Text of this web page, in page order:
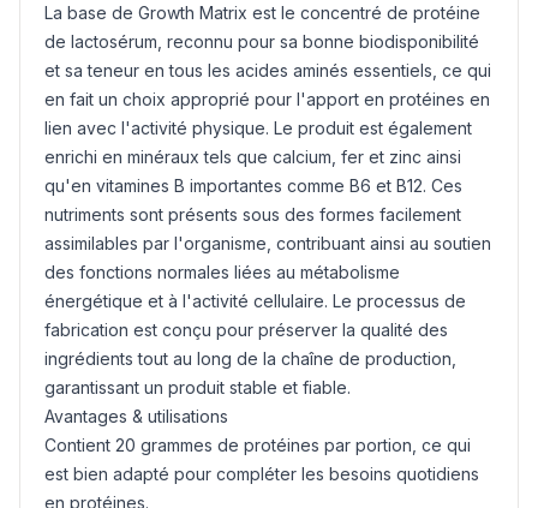
La base de Growth Matrix est le concentré de protéine
de lactosérum, reconnu pour sa bonne biodisponibilité
et sa teneur en tous les acides aminés essentiels, ce qui
en fait un choix approprié pour l'apport en protéines en
lien avec l'activité physique. Le produit est également
enrichi en minéraux tels que calcium, fer et zinc ainsi
qu'en vitamines B importantes comme B6 et B12. Ces
nutriments sont présents sous des formes facilement
assimilables par l'organisme, contribuant ainsi au soutien
des fonctions normales liées au métabolisme
énergétique et à l'activité cellulaire. Le processus de
fabrication est conçu pour préserver la qualité des
ingrédients tout au long de la chaîne de production,
garantissant un produit stable et fiable.
Avantages & utilisations
Contient 20 grammes de protéines par portion, ce qui
est bien adapté pour compléter les besoins quotidiens
en protéines.